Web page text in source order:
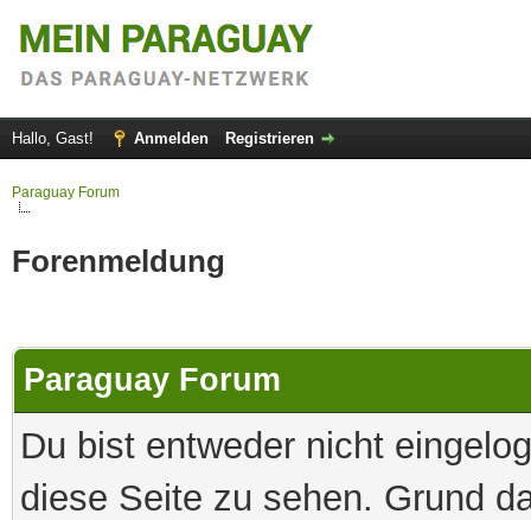
Hallo, Gast! Anmelden Registrieren
Paraguay Forum
Forenmeldung
Paraguay Forum
Du bist entweder nicht
diese Seite zu sehen. Grund